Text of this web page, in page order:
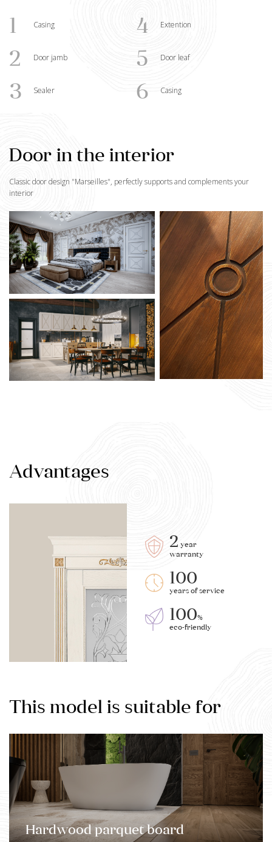
1 Casing 4 Extention
2 Door jamb 5 Door leaf
3 Sealer 6 Casing
Door in the interior
Classic door design "Marseilles", perfectly supports and complements your
interior
Advantages
2 year
warranty
100
years of service
100%
eco-friendly
This model is suitable for
Hardwood parquet board